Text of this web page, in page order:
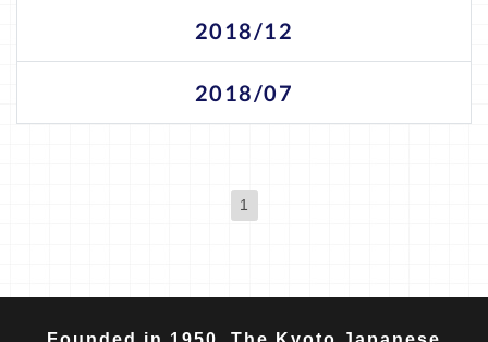
2018/12
2018/07
1